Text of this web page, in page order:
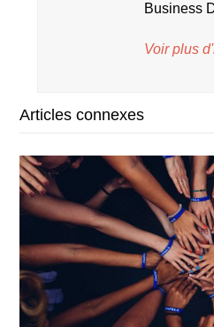
Business
Voir plus
Articles connexes